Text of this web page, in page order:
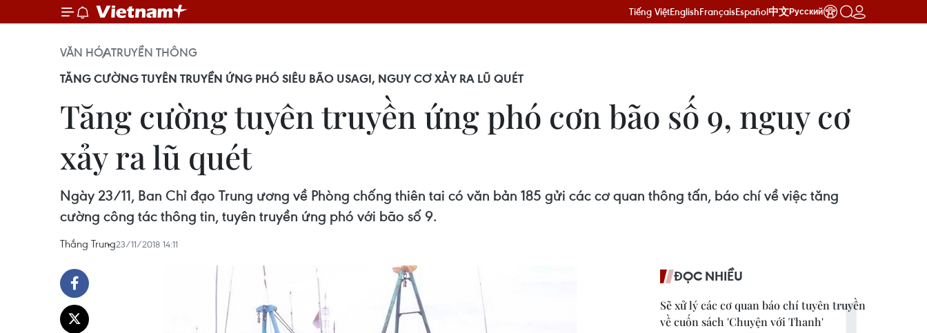
Tiếng ViệtEnglishFrançaisEspañol中文Русский
VĂN HÓATRUYỀN THÔNG
TĂNG CƯỜNG TUYÊN TRUYỀN ỨNG PHÓ SIÊU BÃO USAGI, NGUY CƠ XẢY RA LŨ QUÉT
Tăng cường tuyên truyền ứng phó cơn bão số 9, nguy cơ
xảy ra lũ quét
Ngày 23/11, Ban Chỉ đạo Trung ương về Phòng chống thiên tai có văn bản 185 gửi các cơ quan thông tấn, báo chí về việc tăng
cường công tác thông tin, tuyên truyền ứng phó với bão số 9.
Thắng Trung23/11/2018 14:11
ĐỌC NHIỀU
Sẽ xử lý các cơ quan báo chí tuyên truyền
về cuốn sách 'Chuyện với Thanh'